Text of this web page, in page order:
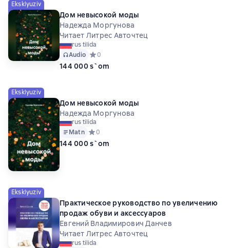
Eksklyuziv
Дом невысокой моды
Надежда Моргунова
Читает Литрес Авточтец
rus tilida
Audio Средний рейтинг 0 на основе 0 оценок
0
144 000 s`om
Eksklyuziv
Дом невысокой моды
Надежда Моргунова
rus tilida
Matn Средний рейтинг 0 на основе 0 оценок
0
144 000 s`om
Eksklyuziv
Практическое руководство по увеличению
продаж обуви и аксессуаров
Евгений Владимирович Данчев
Читает Литрес Авточтец
rus tilida